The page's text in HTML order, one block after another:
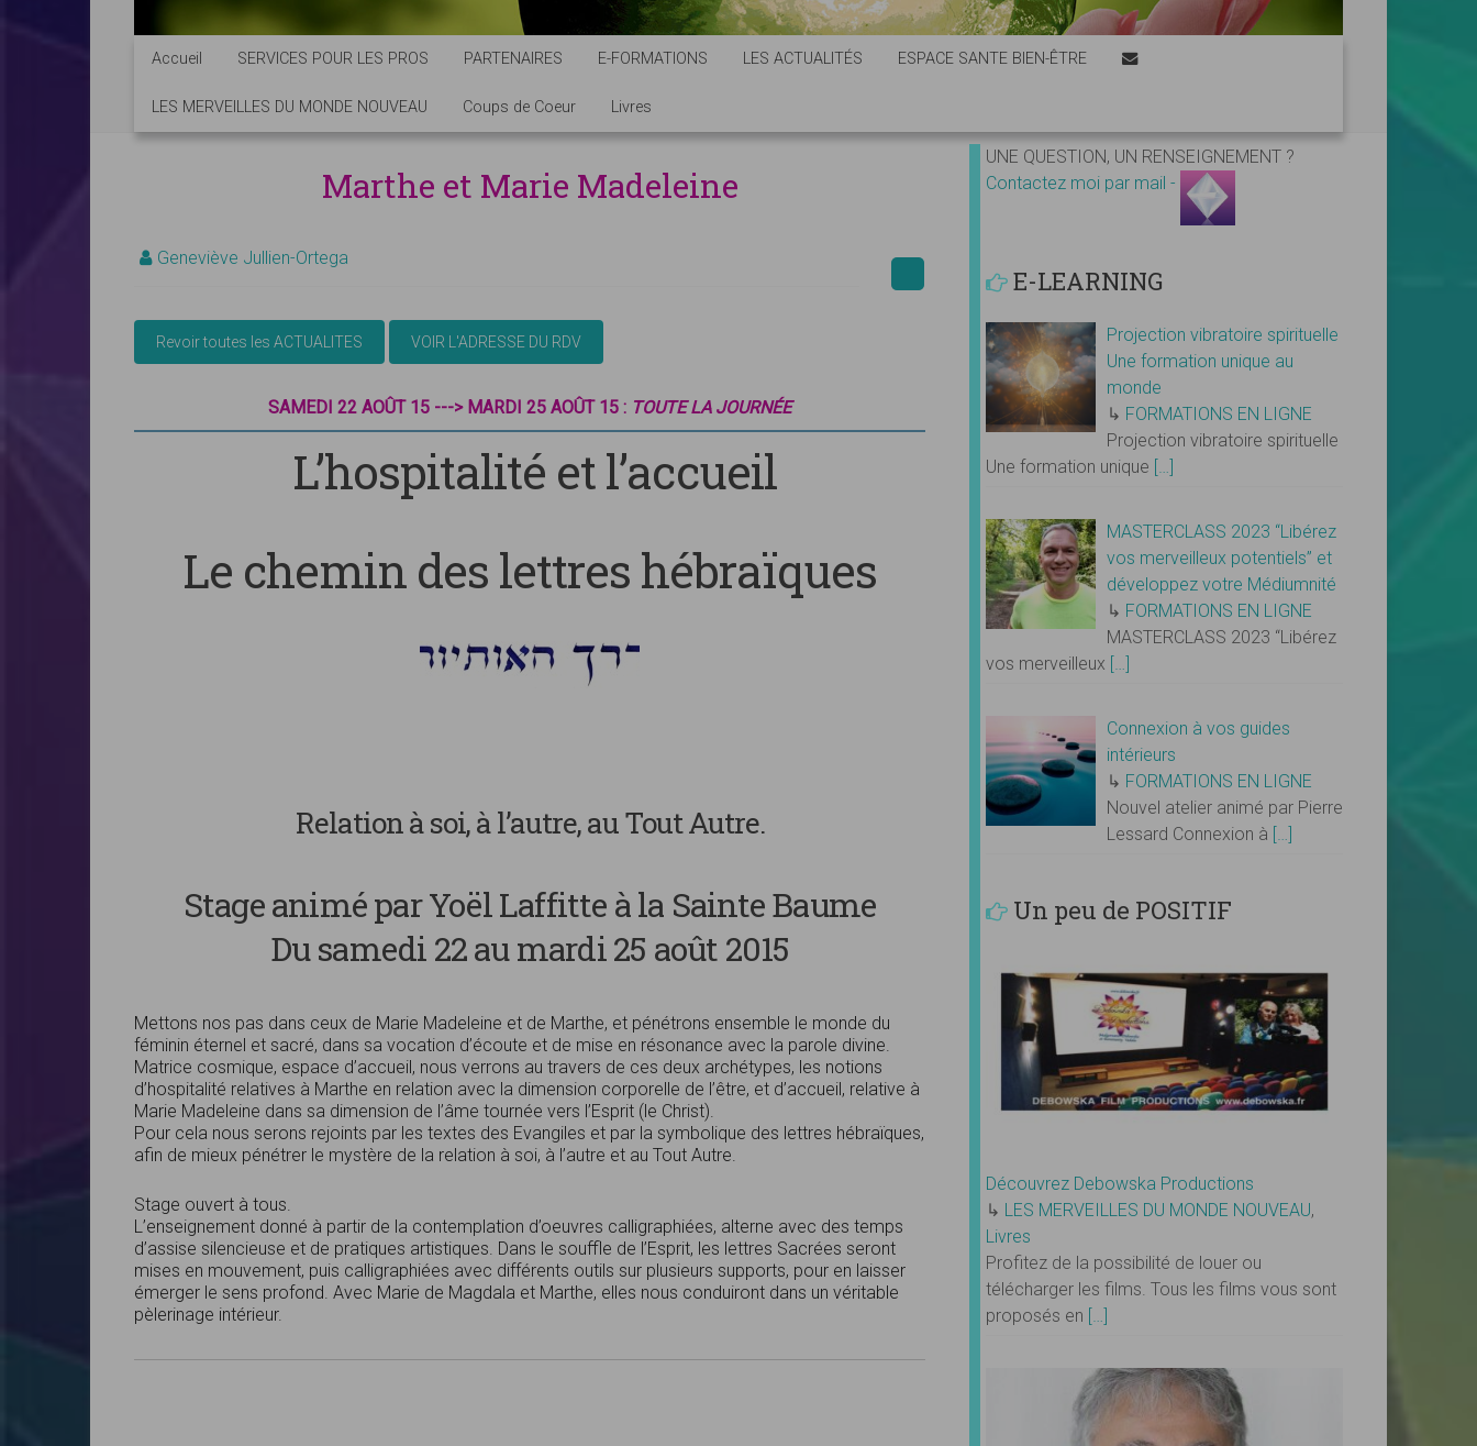
Accueil SERVICES POUR LES PROS PARTENAIRES E-FORMATIONS LES ACTUALITÉS ESPACE SANTE BIEN-ÊTRE
LES MERVEILLES DU MONDE NOUVEAU Coups de Coeur Livres
Marthe et Marie Madeleine
Geneviève Jullien-Ortega
SAMEDI 22 AOÛT 15 ---> MARDI 25 AOÛT 15 : TOUTE LA JOURNÉE
L’hospitalité et l’accueil
Le chemin des lettres hébraïques
Relation à soi, à l’autre, au Tout Autre.
Stage animé par Yoël Laffitte à la Sainte Baume
Du samedi 22 au mardi 25 août 2015
Mettons nos pas dans ceux de Marie Madeleine et de Marthe, et pénétrons ensemble le monde du
féminin éternel et sacré, dans sa vocation d’écoute et de mise en résonance avec la parole divine.
Matrice cosmique, espace d’accueil, nous verrons au travers de ces deux archétypes, les notions
d’hospitalité relatives à Marthe en relation avec la dimension corporelle de l’être, et d’accueil, relative à
Marie Madeleine dans sa dimension de l’âme tournée vers l’Esprit (le Christ).
Pour cela nous serons rejoints par les textes des Evangiles et par la symbolique des lettres hébraïques,
afin de mieux pénétrer le mystère de la relation à soi, à l’autre et au Tout Autre.
Stage ouvert à tous.
L’enseignement donné à partir de la contemplation d’oeuvres calligraphiées, alterne avec des temps
d’assise silencieuse et de pratiques artistiques. Dans le souffle de l’Esprit, les lettres Sacrées seront
mises en mouvement, puis calligraphiées avec différents outils sur plusieurs supports, pour en laisser
émerger le sens profond. Avec Marie de Magdala et Marthe, elles nous conduiront dans un véritable
pèlerinage intérieur.
UNE QUESTION, UN RENSEIGNEMENT ?
Contactez moi par mail -
E-LEARNING
Projection vibratoire spirituelle
Une formation unique au
monde
↳ FORMATIONS EN LIGNE
Projection vibratoire spirituelle
Une formation unique […]
MASTERCLASS 2023 “Libérez
vos merveilleux potentiels” et
développez votre Médiumnité
↳ FORMATIONS EN LIGNE
MASTERCLASS 2023 “Libérez
vos merveilleux […]
Connexion à vos guides
intérieurs
↳ FORMATIONS EN LIGNE
Nouvel atelier animé par Pierre
Lessard Connexion à […]
Un peu de POSITIF
Découvrez Debowska Productions
↳ LES MERVEILLES DU MONDE NOUVEAU,
Livres
Profitez de la possibilité de louer ou
télécharger les films. Tous les films vous sont
proposés en […]